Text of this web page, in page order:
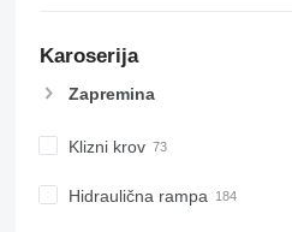
Karoserija
Zapremina
Klizni krov
Hidraulična rampa